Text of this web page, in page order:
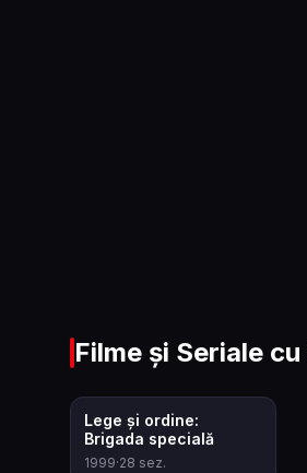
Filme și Seriale cu
Lege și ordine:
Brigada specială
1999·28 sez.